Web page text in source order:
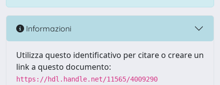
Informazioni
Utilizza questo identificativo per citare o creare un
link a questo documento:
https://hdl.handle.net/11565/4009290